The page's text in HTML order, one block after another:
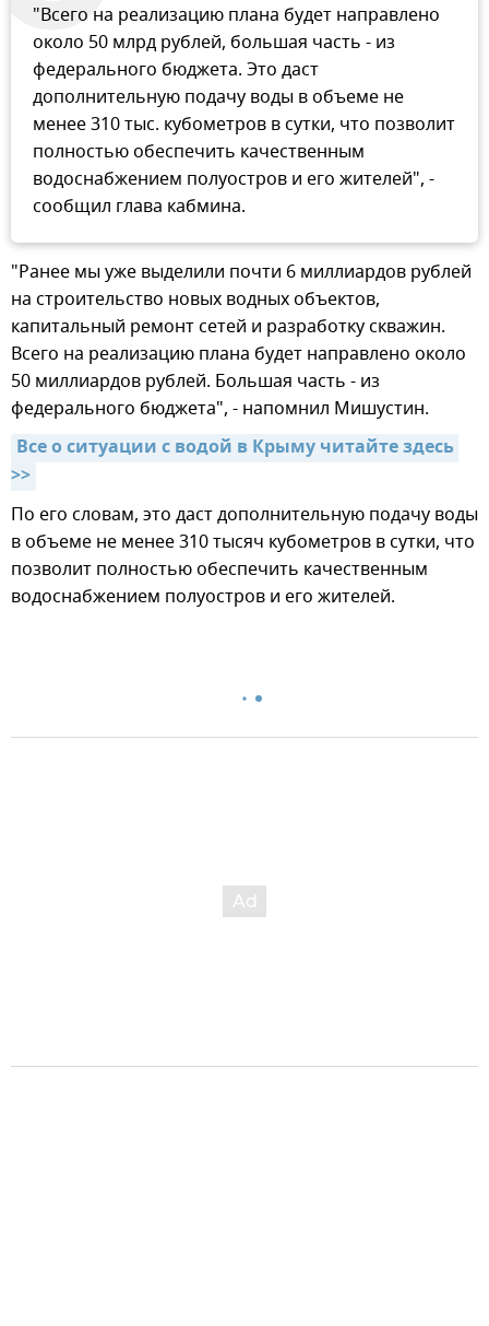
"Всего на реализацию плана будет направлено
около 50 млрд рублей, большая часть - из
федерального бюджета. Это даст
дополнительную подачу воды в объеме не
менее 310 тыс. кубометров в сутки, что позволит
полностью обеспечить качественным
водоснабжением полуостров и его жителей", -
сообщил глава кабмина.
"Ранее мы уже выделили почти 6 миллиардов рублей
на строительство новых водных объектов,
капитальный ремонт сетей и разработку скважин.
Всего на реализацию плана будет направлено около
50 миллиардов рублей. Большая часть - из
федерального бюджета", - напомнил Мишустин.
Все о ситуации с водой в Крыму читайте здесь
>>
По его словам, это даст дополнительную подачу воды
в объеме не менее 310 тысяч кубометров в сутки, что
позволит полностью обеспечить качественным
водоснабжением полуостров и его жителей.